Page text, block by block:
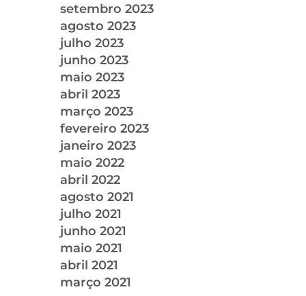
setembro 2023
agosto 2023
julho 2023
junho 2023
maio 2023
abril 2023
março 2023
fevereiro 2023
janeiro 2023
maio 2022
abril 2022
agosto 2021
julho 2021
junho 2021
maio 2021
abril 2021
março 2021